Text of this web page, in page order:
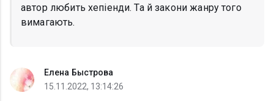
автор любить хепіенди. Та й закони жанру того
вимагають.
Елена Быстрова
15.11.2022, 13:14:26